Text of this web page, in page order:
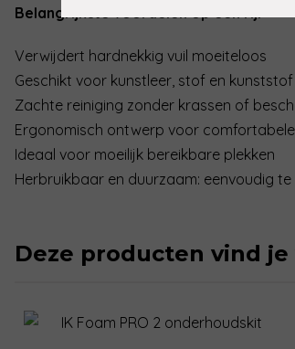
Belangrijkste voordelen op een rij:
Verwijdert hardnekkig vuil moeiteloos
Geschikt voor kunstleer, stof en kunststof
Zachte reiniging zonder krassen of
Ergonomisch ontwerp voor
Ideaal voor moeilijk bereikbare plekken
Herbruikbaar en duurzaam: eenvoudig te
Deze producten vind